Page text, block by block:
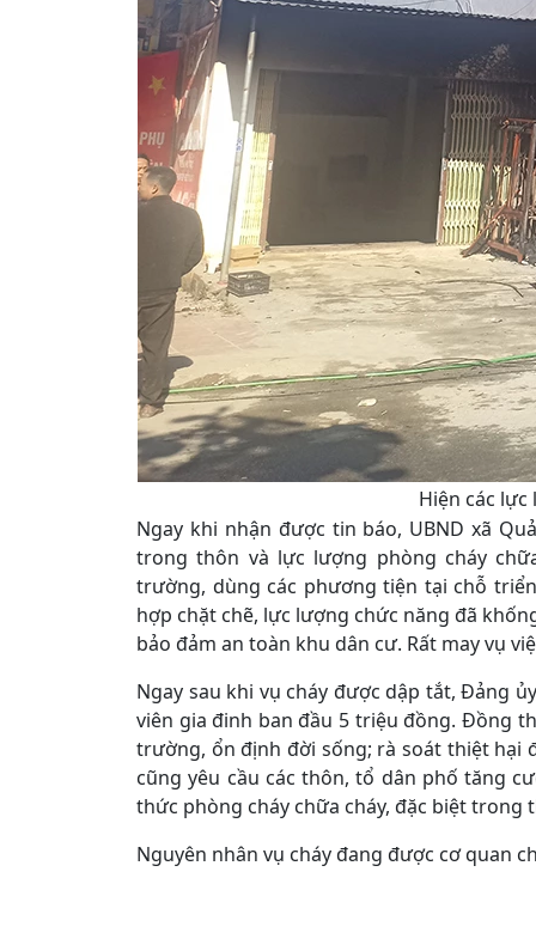
Hiện các
Ngay khi nhận được tin báo, UBND xã
trong thôn và lực lượng phòng cháy
trường, dùng các phương tiện tại chỗ
hợp chặt chẽ, lực lượng chức năng đã
bảo đảm an toàn khu dân cư. Rất may vụ
Ngay sau khi vụ cháy được dập tắt, Đảng
viên gia đinh ban đầu 5 triệu đồng. Đồng
trường, ổn định đời sống; rà soát thiệt hại
cũng yêu cầu các thôn, tổ dân phố tăng
thức phòng cháy chữa cháy, đặc biệt
Nguyên nhân vụ cháy đang được cơ quan